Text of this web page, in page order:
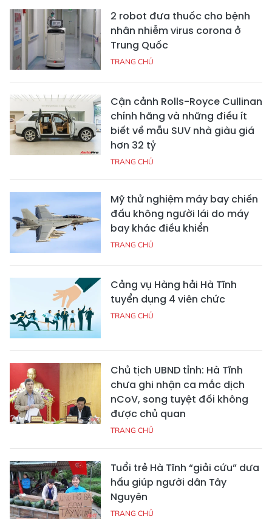
2 robot đưa thuốc cho bệnh
nhân nhiễm virus corona ở
Trung Quốc
TRANG CHỦ
Cận cảnh Rolls-Royce Cullinan
chính hãng và những điều ít
biết về mẫu SUV nhà giàu giá
hơn 32 tỷ
TRANG CHỦ
Mỹ thử nghiệm máy bay chiến
đấu không người lái do máy
bay khác điều khiển
TRANG CHỦ
Cảng vụ Hàng hải Hà Tĩnh
tuyển dụng 4 viên chức
TRANG CHỦ
Chủ tịch UBND tỉnh: Hà Tĩnh
chưa ghi nhận ca mắc dịch
nCoV, song tuyệt đối không
được chủ quan
TRANG CHỦ
Tuổi trẻ Hà Tĩnh “giải cứu” dưa
hấu giúp người dân Tây
Nguyên
TRANG CHỦ